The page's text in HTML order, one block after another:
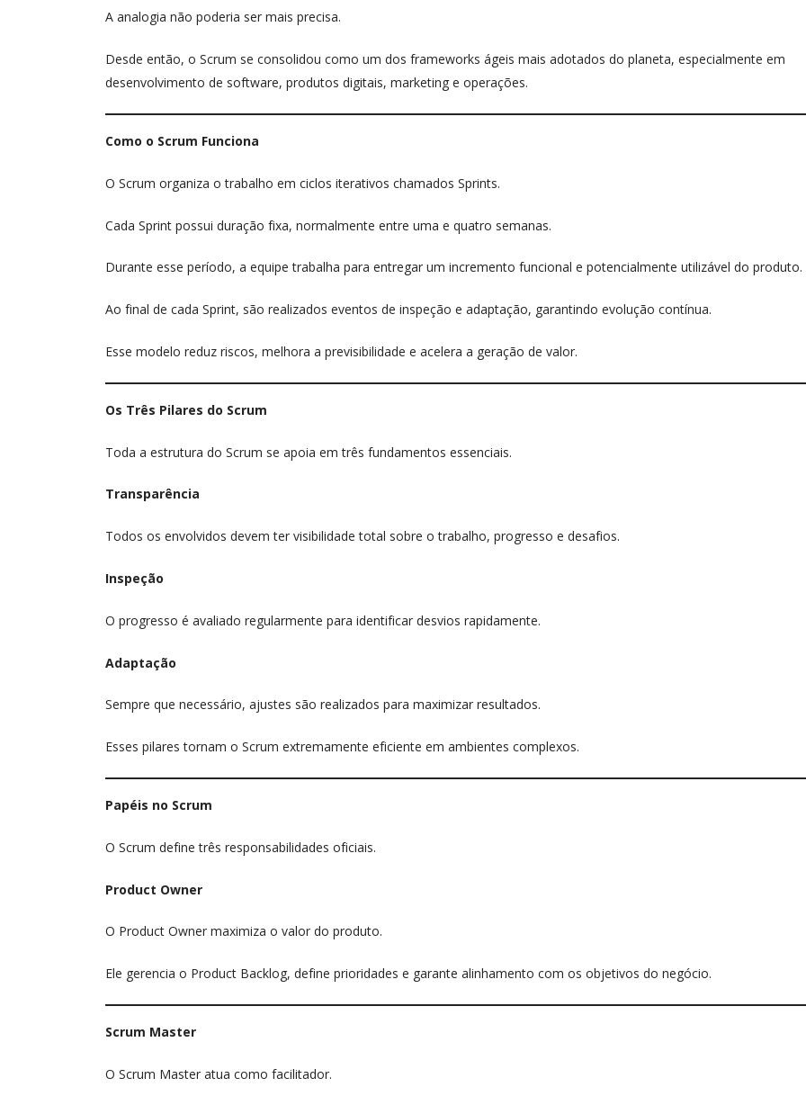
A analogia não poderia ser mais precisa.
Desde então, o Scrum se consolidou como um dos frameworks ágeis mais adotados do planeta, especialmente em
desenvolvimento de software, produtos digitais, marketing e operações.
Como o Scrum Funciona
O Scrum organiza o trabalho em ciclos iterativos chamados Sprints.
Cada Sprint possui duração fixa, normalmente entre uma e quatro semanas.
Durante esse período, a equipe trabalha para entregar um incremento funcional e potencialmente utilizável do produto.
Ao final de cada Sprint, são realizados eventos de inspeção e adaptação, garantindo evolução contínua.
Esse modelo reduz riscos, melhora a previsibilidade e acelera a geração de valor.
Os Três Pilares do Scrum
Toda a estrutura do Scrum se apoia em três fundamentos essenciais.
Transparência
Todos os envolvidos devem ter visibilidade total sobre o trabalho, progresso e desafios.
Inspeção
O progresso é avaliado regularmente para identificar desvios rapidamente.
Adaptação
Sempre que necessário, ajustes são realizados para maximizar resultados.
Esses pilares tornam o Scrum extremamente eficiente em ambientes complexos.
Papéis no Scrum
O Scrum define três responsabilidades oficiais.
Product Owner
O Product Owner maximiza o valor do produto.
Ele gerencia o Product Backlog, define prioridades e garante alinhamento com os objetivos do negócio.
Scrum Master
O Scrum Master atua como facilitador.